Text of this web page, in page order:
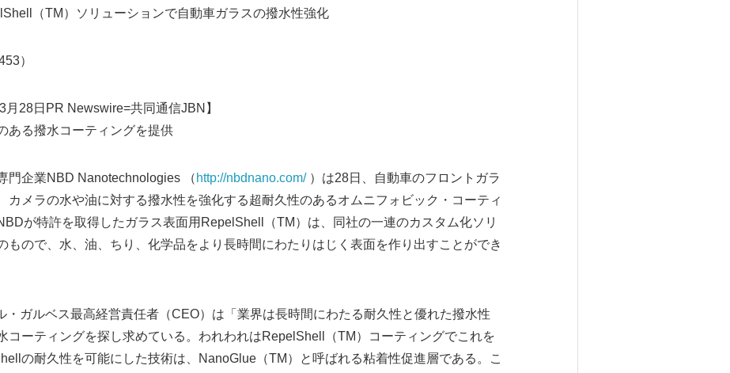
（TM）ソリューションで自動車ガラスの撥水性強化
）
月28日PR Newswire=共同通信JBN】
ある撥水コーティングを提供
門企業NBD Nanotechnologies （ http://nbdnano.com/）は28日、自動車のフロントガラ
カメラの水や油に対する撥水性を強化する超耐久性のあるオムニフォビック・コーティ
が特許を取得したガラス表面用RepelShell（TM）は、同社の一連のカスタム化ソリ
もので、水、油、ちり、化学品をより長時間にわたりはじく表面を作り出すことができ
・ガルベス最高経営責任者（CEO）は「業界は長時間にわたる耐久性と優れた撥水性
コーティングを探し求めている。われわれはRepelShell（TM）コーティングでこれを
の耐久性を可能にした技術は、NanoGlue（TM）と呼ばれる粘着性促進層である。こ